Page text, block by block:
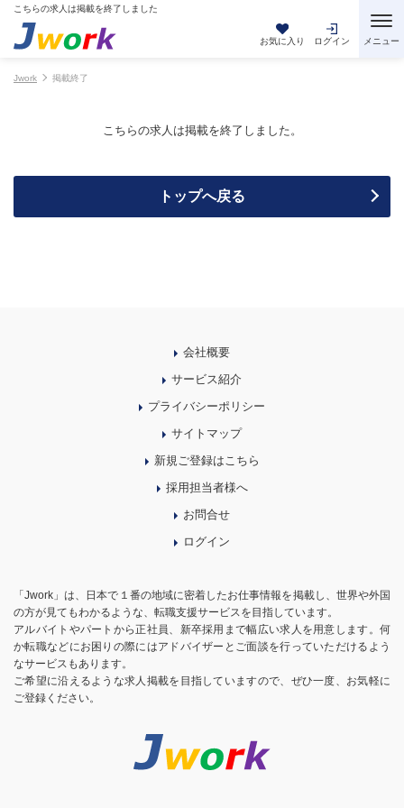
こちらの求人は掲載を終了しました
お気に入り ログイン
Jwork 掲載終了
こちらの求人は掲載を終了しました。
トップへ戻る
会社概要
サービス紹介
プライバシーポリシー
サイトマップ
新規ご登録はこちら
採用担当者様へ
お問合せ
ログイン
「Jwork」は、日本で１番の地域に密着したお仕事情報を掲載し、世界や外国
の方が見てもわかるような、転職支援サービスを目指しています。
アルバイトやパートから正社員、新卒採用まで幅広い求人を用意します。何
か転職などにお困りの際にはアドバイザーとご面談を行っていただけるよう
なサービスもあります。
ご希望に沿えるような求人掲載を目指していますので、ぜひ一度、お気軽に
ご登録ください。